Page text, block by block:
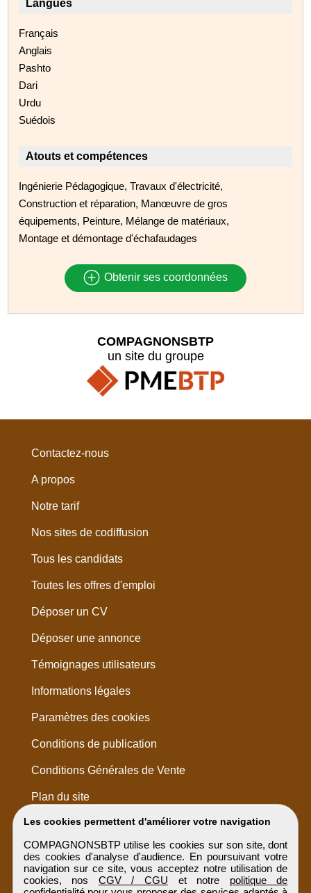
Langues
Français
Anglais
Pashto
Dari
Urdu
Suédois
Atouts et compétences
Ingénierie Pédagogique, Travaux d'électricité,
Construction et réparation, Manœuvre de gros
équipements, Peinture, Mélange de matériaux,
Montage et démontage d'échafaudages
Obtenir ses coordonnées
Les cookies permettent d'améliorer votre navigation
COMPAGNONSBTP utilise les cookies sur son site, dont
des cookies d'analyse d'audience. En poursuivant votre
navigation sur ce site, vous acceptez notre utilisation de
cookies, nos CGV / CGU et notre politique de
COMPAGNONSBTP
un site du groupe
Contactez-nous
A propos
Notre tarif
Nos sites de codiffusion
Tous les candidats
Toutes les offres d'emploi
Déposer un CV
Déposer une annonce
Témoignages utilisateurs
Informations légales
Paramètres des cookies
Conditions de publication
Conditions Générales de Vente
Plan du site